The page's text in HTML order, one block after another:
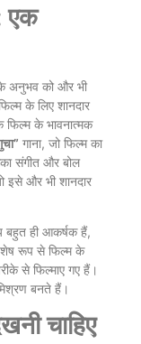
एक
अनुभव को और भी
के लिए शानदार
फिल्म के भावनात्मक
गाना, जो फिल्म का
संगीत और बोल
इसे और भी शानदार
बहुत ही आकर्षक हैं,
रूप से फिल्म के
से फिल्माए गए हैं।
बनते हैं।
चाहिए